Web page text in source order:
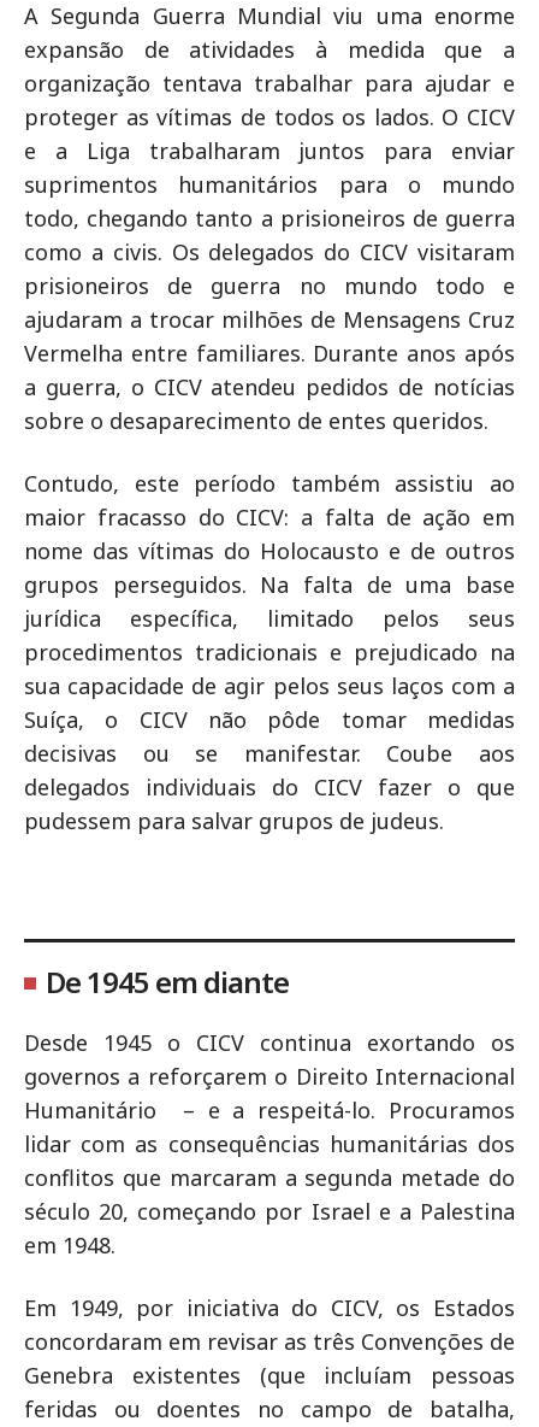
A Segunda Guerra Mundial viu uma enorme
expansão de atividades à medida que a
organização tentava trabalhar para ajudar e
proteger as vítimas de todos os lados. O CICV
e a Liga trabalharam juntos para enviar
suprimentos humanitários para o mundo
todo, chegando tanto a prisioneiros de guerra
como a civis. Os delegados do CICV visitaram
prisioneiros de guerra no mundo todo e
ajudaram a trocar milhões de Mensagens Cruz
Vermelha entre familiares. Durante anos após
a guerra, o CICV atendeu pedidos de notícias
sobre o desaparecimento de entes queridos.
Contudo, este período também assistiu ao
maior fracasso do CICV: a falta de ação em
nome das vítimas do Holocausto e de outros
grupos perseguidos. Na falta de uma base
jurídica específica, limitado pelos seus
procedimentos tradicionais e prejudicado na
sua capacidade de agir pelos seus laços com a
Suíça, o CICV não pôde tomar medidas
decisivas ou se manifestar. Coube aos
delegados individuais do CICV fazer o que
pudessem para salvar grupos de judeus.
De 1945 em diante
Desde 1945 o CICV continua exortando os
governos a reforçarem o Direito Internacional
Humanitário
– e a respeitá-lo. Procuramos
lidar com as consequências humanitárias dos
conflitos que marcaram a segunda metade do
século 20, começando por Israel e a Palestina
em 1948.
Em 1949, por iniciativa do CICV, os Estados
concordaram em revisar as três Convenções de
Genebra existentes (que incluíam pessoas
feridas ou doentes no campo de batalha,